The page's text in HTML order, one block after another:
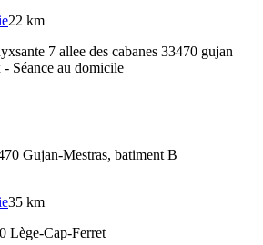
22 km
7 allee des cabanes 33470 gujan
Séance au domicile
Gujan-Mestras, batiment B
35 km
Lège-Cap-Ferret